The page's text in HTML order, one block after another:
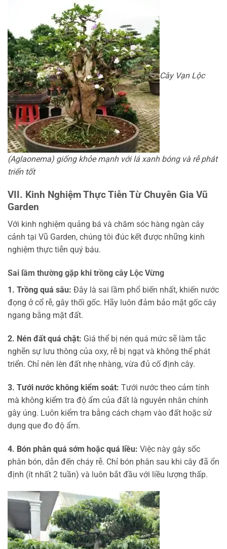
Cây Vạn Lộc
(Aglaonema) giống khỏe mạnh với lá xanh bóng và rễ phát
triển tốt
VII. Kinh Nghiệm Thực Tiễn Từ Chuyên Gia Vũ
Garden
Với kinh nghiệm quảng bá và chăm sóc hàng ngàn cây
cảnh tại Vũ Garden, chúng tôi đúc kết được những kinh
nghiệm thực tiễn quý báu.
Sai lầm thường gặp khi trồng cây Lộc Vừng
1. Trồng quá sâu: Đây là sai lầm phổ biến nhất, khiến nước
đọng ở cổ rễ, gây thối gốc. Hãy luôn đảm bảo mặt gốc cây
ngang bằng mặt đất.
2. Nén đất quá chặt: Giá thể bị nén quá mức sẽ làm tắc
nghẽn sự lưu thông của oxy, rễ bị ngạt và không thể phát
triển. Chỉ nên lèn đất nhẹ nhàng, vừa đủ cố định cây.
3. Tưới nước không kiểm soát: Tưới nước theo cảm tính
mà không kiểm tra độ ẩm của đất là nguyên nhân chính
gây úng. Luôn kiểm tra bằng cách chạm vào đất hoặc sử
dụng que đo độ ẩm.
4. Bón phân quá sớm hoặc quá liều: Việc này gây sốc
phân bón, dẫn đến cháy rễ. Chỉ bón phân sau khi cây đã ổn
định (ít nhất 2 tuần) và luôn bắt đầu với liều lượng thấp.